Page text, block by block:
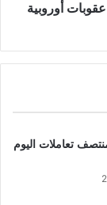
أوروبية
تعاملات اليوم